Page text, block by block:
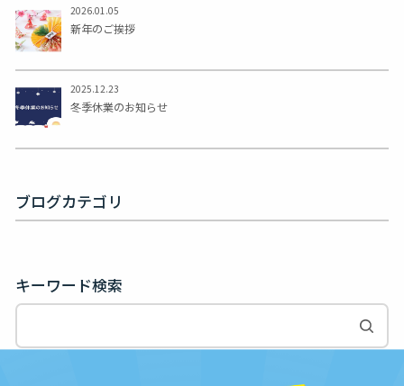
2026.01.05
新年のご挨拶
2025.12.23
冬季休業のお知らせ
ブログカテゴリ
キーワード検索